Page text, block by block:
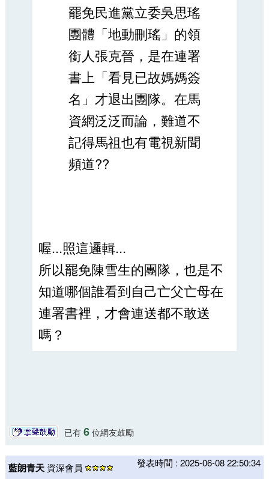
罷免民進黨立委吳思瑤
團體「地動刪瑤」的領
銜人張克晉，是在連署
書上「看見已故媽媽簽
名」才退出團隊。在馬
資網泛泛而論，難道不
記得馬祖也有電視新聞
頻道??
喔...照這邏輯...
所以罷免陳雪生的團隊，也是不
知道哪個誰看到自己亡父亡母在
連署書裡，才會連送都不敢送
嗎？
已有 6位網友鼓勵
藍朗青天 資深會員 發表時間 : 2025-06-08 22:50:34